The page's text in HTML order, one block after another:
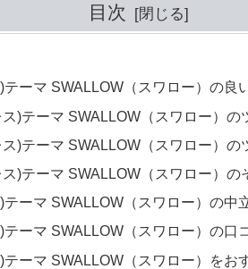
目次
ーマ SWALLOW（スワロー）の良
)テーマ SWALLOW（スワロー）の
)テーマ SWALLOW（スワロー）の
)テーマ SWALLOW（スワロー）の
ーマ SWALLOW（スワロー）の中
ーマ SWALLOW（スワロー）の口
ーマ SWALLOW（スワロー）をお